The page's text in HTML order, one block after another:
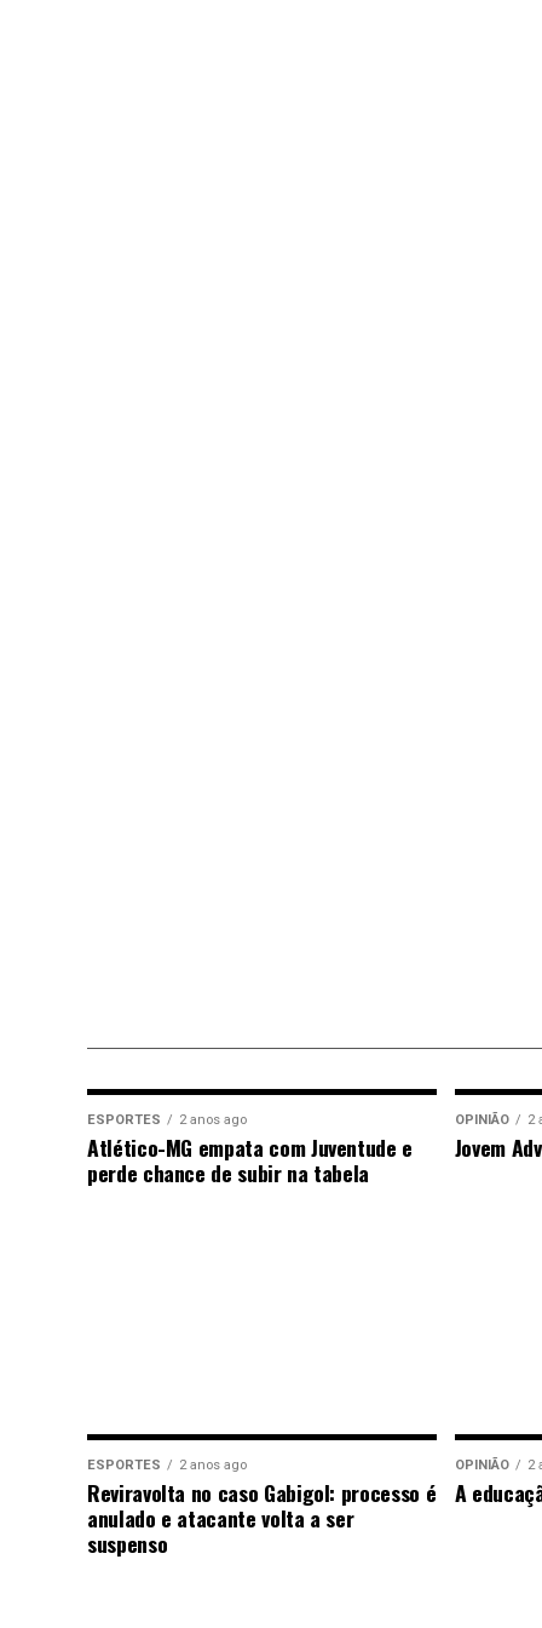
ESPORTES 2 anos ago
Atlético-MG empata com Juventude e
perde chance de subir na tabela
OPINIÃO 2
Jovem
ESPORTES 2 anos ago
Reviravolta no caso Gabigol: processo é
anulado e atacante volta a ser
suspenso
OPINIÃO 2
A